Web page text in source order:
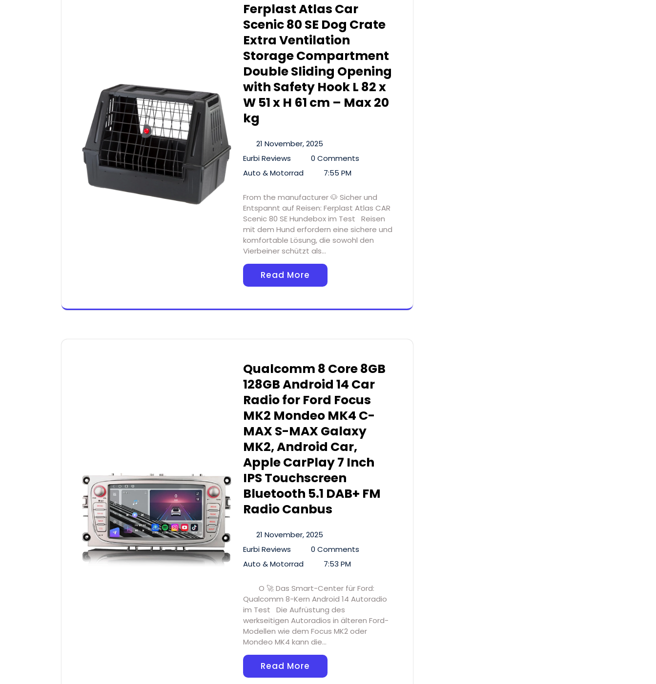
Ferplast Atlas Car
Scenic 80 SE Dog Crate
Extra Ventilation
Storage Compartment
Double Sliding Opening
with Safety Hook L 82 x
W 51 x H 61 cm – Max 20
kg
21 November, 2025
Eurbi Reviews
0 Comments
Auto & Motorrad
7:55 PM
From the manufacturer 🐶 Sicher und
Entspannt auf Reisen: Ferplast Atlas CAR
Scenic 80 SE Hundebox im Test Reisen
mit dem Hund erfordern eine sichere und
komfortable Lösung, die sowohl den
Vierbeiner schützt als…
Read More
Qualcomm 8 Core 8GB
128GB Android 14 Car
Radio for Ford Focus
MK2 Mondeo MK4 C-
MAX S-MAX Galaxy
MK2, Android Car,
Apple CarPlay 7 Inch
IPS Touchscreen
Bluetooth 5.1 DAB+ FM
Radio Canbus
21 November, 2025
Eurbi Reviews
0 Comments
Auto & Motorrad
7:53 PM
O 🚀 Das Smart-Center für Ford:
Qualcomm 8-Kern Android 14 Autoradio
im Test Die Aufrüstung des
werkseitigen Autoradios in älteren Ford-
Modellen wie dem Focus MK2 oder
Mondeo MK4 kann die…
Read More